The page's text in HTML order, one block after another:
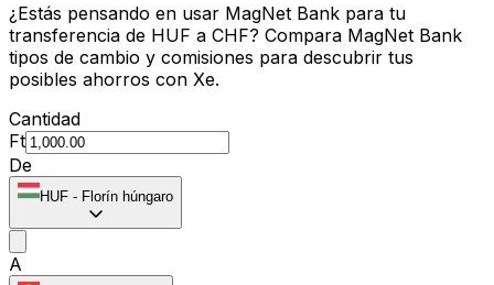
¿Estás pensando en usar MagNet Bank para tu
transferencia de HUF a CHF? Compara MagNet Bank
tipos de cambio y comisiones para descubrir tus
posibles ahorros con Xe.
Cantidad
Ft
De
HUF - Florín húngaro
A